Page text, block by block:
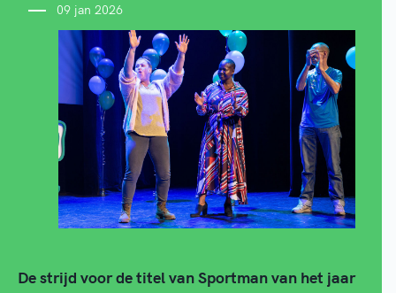
09 jan 2026
De strijd voor de titel van Sportman van het jaar